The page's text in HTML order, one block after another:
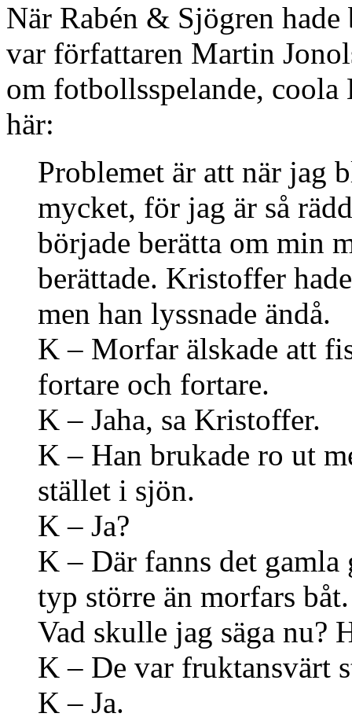
När Rabén & Sjögren
var författaren Martin
om fotbollsspelande,
här:
Problemet är att när jag
mycket, för jag är så
började berätta om min
berättade. Kristoffer
men han lyssnade ändå.
K – Morfar älskade att
fortare och fortare.
K – Jaha, sa Kristoffer.
K – Han brukade ro ut
stället i sjön.
K – Ja?
K – Där fanns det
typ större än morfars båt.
Vad skulle jag säga nu?
K – De var fruktansvärt
K – Ja.